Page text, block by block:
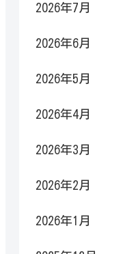
2026年7月
2026年6月
2026年5月
2026年4月
2026年3月
2026年2月
2026年1月